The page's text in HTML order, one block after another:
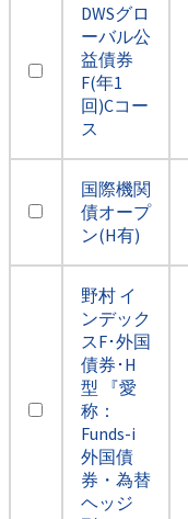
DWSグロ
ーバル公
益債券
F(年1
回)Cコー
ス
国際機関
債オープ
ン(H有)
野村 イ
ンデック
スF･外国
債券･H
型 『愛
称：
Funds-i
外国債
券・為替
ヘッジ